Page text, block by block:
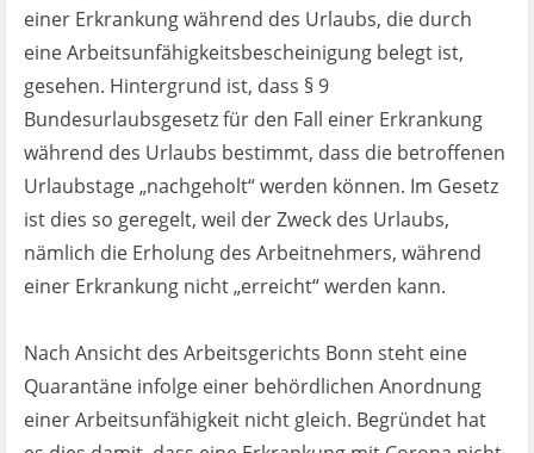
einer Erkrankung während des Urlaubs, die durch
eine Arbeitsunfähigkeitsbescheinigung belegt ist,
gesehen. Hintergrund ist, dass § 9
Bundesurlaubsgesetz für den Fall einer Erkrankung
während des Urlaubs bestimmt, dass die betroffenen
Urlaubstage „nachgeholt“ werden können. Im Gesetz
ist dies so geregelt, weil der Zweck des Urlaubs,
nämlich die Erholung des Arbeitnehmers, während
einer Erkrankung nicht „erreicht“ werden kann.
Nach Ansicht des Arbeitsgerichts Bonn steht eine
Quarantäne infolge einer behördlichen Anordnung
einer Arbeitsunfähigkeit nicht gleich. Begründet hat